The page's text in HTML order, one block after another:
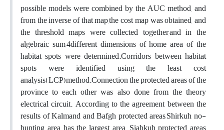
possible models were combined by the AUC method, and
from the inverse of that map,the cost map was obtained, and
the threshold maps were collected together,and in the
algebraic sum,4different dimensions of home area of the
habitat spots were determined.Corridors between habitat
spots were identified using the least cost
analysis(LCP)method.Connection the protected areas of the
province to each other was also done from the theory
electrical circuit. According to the agreement between the
results of Kalmand and Bafgh protected areas,Shirkuh no-